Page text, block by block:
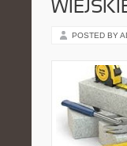
POSTED BY